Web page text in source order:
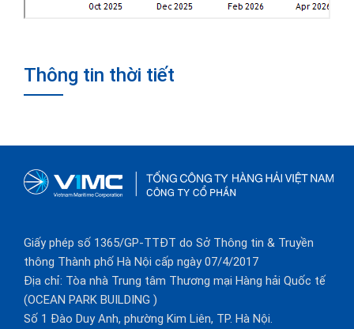
Thông tin thời tiết
Giấy phép số 1365/GP-TTĐT do Sở Thông tin & Truyền
thông Thành phố Hà Nội cấp ngày 07/4/2017
Địa chỉ: Tòa nhà Trung tâm Thương mại Hàng hải Quốc tế
(OCEAN PARK BUILDING )
Số 1 Đào Duy Anh, phường Kim Liên, TP. Hà Nội.